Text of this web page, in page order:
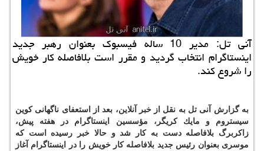
آنی تل: مدیر 10 ساله فیسبوك بعنوان رهبر جدید
اینستاگرام انتخاب گردید و مقرر است بلافاصله كار خویش
را شروع كند.
به گزارش آنی تل به نقل از خبر آنلاین، بعد از استعفای ناگهانی كوین
سیستروم و مایك كریگر، مؤسسین اینستاگرام در هفته پیش،
زاكربرگ بلافاصله دست به كار شد و حالا خبر رسیده است كه
موسری بعنوان رئیس جدید بلافاصله كار خویش را در اینستاگرام آغاز